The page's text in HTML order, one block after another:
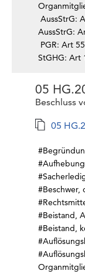
AussStrG:
AussStrG:
PGR: Art
StGHG: Art
05
Beschluss
05
#Beschwer,
#Beistand,
#Beistand,